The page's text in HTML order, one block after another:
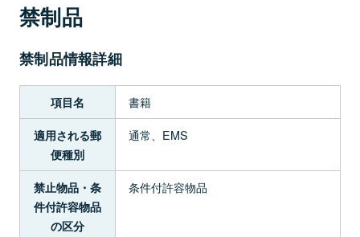
禁制品
禁制品情報詳細
項目名 書籍
適用される郵
便種別
通常、EMS
禁止物品・条
件付許容物品
の区分
条件付許容物品